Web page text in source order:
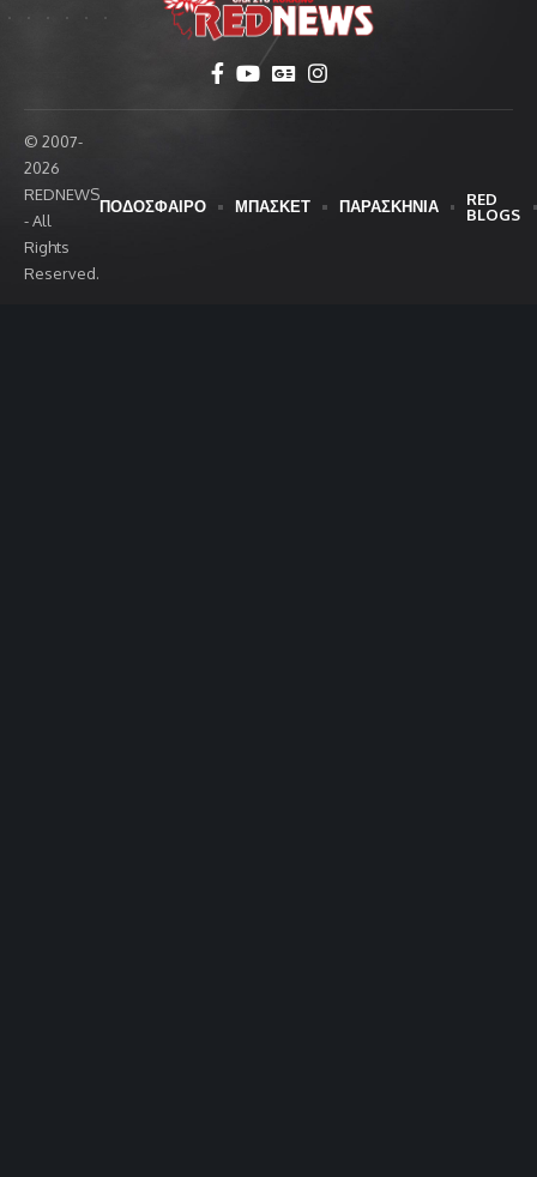
© 2007-
2026
REDNEWS
- All
Rights
Reserved.
ΠΟΔΟΣΦΑΙΡΟ ΜΠΑΣΚΕΤ ΠΑΡΑΣΚΗΝΙΑ
RED
BLOGS